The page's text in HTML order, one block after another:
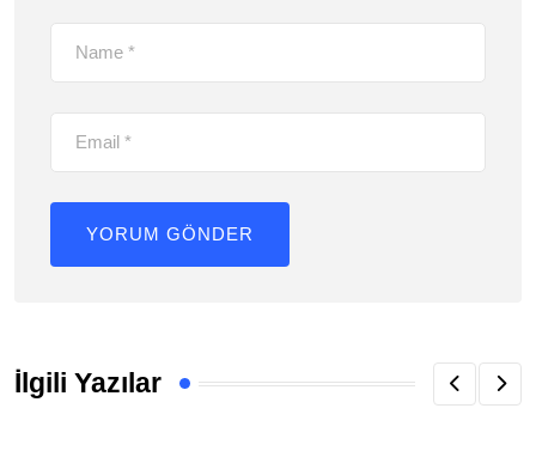
İlgili Yazılar